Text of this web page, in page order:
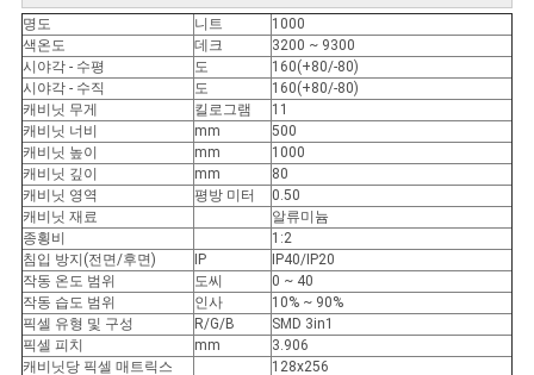
명도 니트
1000
색온도
데크
3200 ~ 9300
시야각 - 수평
도
160(+80/-80)
시야각 - 수직
도
160(+80/-80)
캐비닛 무게
킬로그램
11
캐비닛 너비
mm
500
캐비닛 높이
mm
1000
캐비닛 깊이
mm
80
캐비닛 영역
평방 미터
0.50
캐비닛 재료
알류미늄
종횡비
1:2
침입 방지(전면/후면)
IP
IP40/IP20
작동 온도 범위
도씨
0 ~ 40
작동 습도 범위
인사
10% ~ 90%
픽셀 유형 및 구성
R/G/B
SMD 3in1
픽셀 피치
mm
3.906
캐비닛당 픽셀 매트릭스
128x256